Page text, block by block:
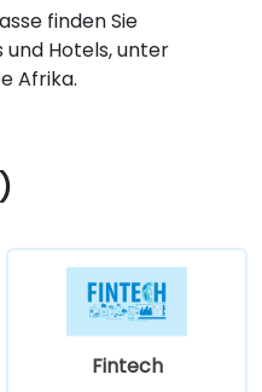
finden Sie
Hotels, unter
Afrika.
Fintech